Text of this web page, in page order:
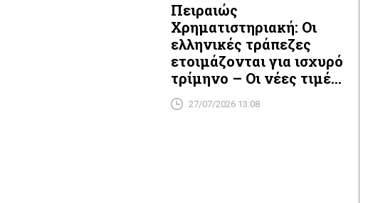
Πειραιώς
Χρηματιστηριακή: Οι
ελληνικές τράπεζες
ετοιμάζονται για ισχυρό
τρίμηνο – Οι νέες τιμές-
στόχοι
27/07/2026 13:08